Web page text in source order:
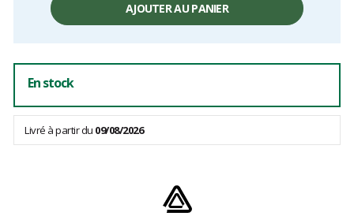
unitaire,
AJOUTER AU PANIER
En stock
Livré à partir du 09/08/2026